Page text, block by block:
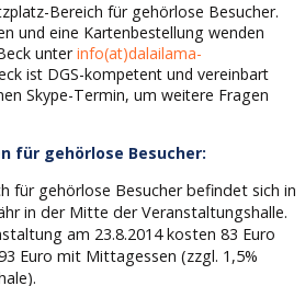
Bereich für gehörlose Besucher.
und eine Kartenbestellung wenden
unterinfo(at)dalailama-
ist DGS-kompetent und vereinbart
Skype-Termin, um weitere Fragen
für gehörlose Besucher:
für gehörlose Besucher befindet sich in
in der Mitte der Veranstaltungshalle.
am 23.8.2014 kosten 83 Euro
Euro mit Mittagessen (zzgl. 1,5%